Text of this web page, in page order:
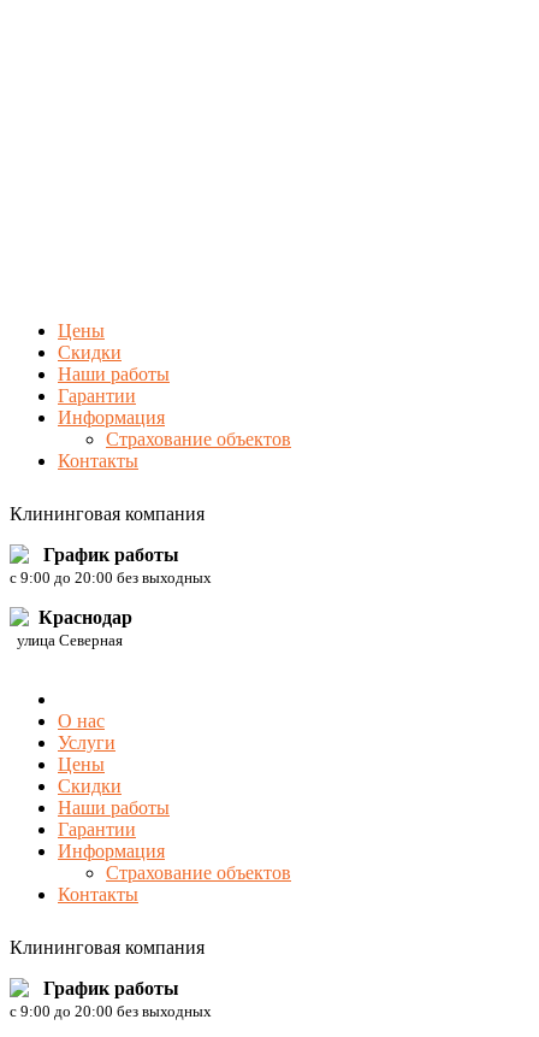
Цены
Скидки
Наши работы
Гарантии
Информация
Страхование объектов
Контакты
Клининговая компания
График работы
c 9:00 до 20:00 без выходных
Краснодар
улица Северная
О нас
Услуги
Цены
Скидки
Наши работы
Гарантии
Информация
Страхование объектов
Контакты
Клининговая компания
График работы
c 9:00 до 20:00 без выходных